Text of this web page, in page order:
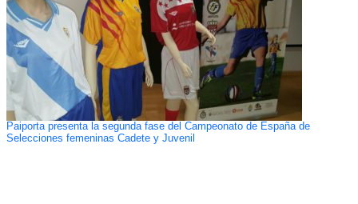
Paiporta presenta la segunda fase del Campeonato de España de
Selecciones femeninas Cadete y Juvenil